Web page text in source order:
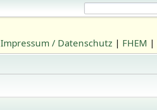
Impressum / Datenschutz | FHEM |